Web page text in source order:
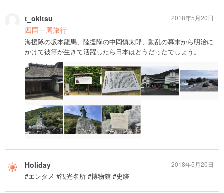
t_okitsu
四国一周旅行
海援隊の坂本龍馬、陸援隊の中岡慎太郎、動乱の幕末から明治に
かけて彼等が生きて活躍したら日本はどうだったでしょう。
2018年5月20日
Holiday
#エンタメ #観光名所 #博物館 #史跡
2018年5月20日